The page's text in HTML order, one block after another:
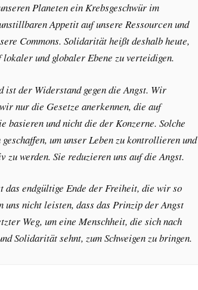
Planeten ein Krebsgeschwür im
Appetit auf unsere Ressourcen und
Commons. Solidarität heißt deshalb heute,
und globaler Ebene zu verteidigen.
der Widerstand gegen die Angst. Wir
nur die Gesetze anerkennen, die auf
basieren und nicht die der Konzerne. Solche
um unser Leben zu kontrollieren und
zu werden. Sie reduzieren uns auf die Angst.
das endgültige Ende der Freiheit, die wir so
uns nicht leisten, dass das Prinzip der Angst
Weg, um eine Menschheit, die sich nach
Solidarität sehnt, zum Schweigen zu bringen.